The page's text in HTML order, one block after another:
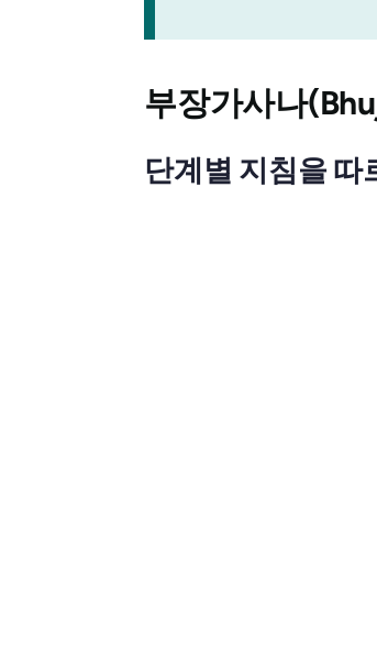
부장가사나
단계별 지침을 따